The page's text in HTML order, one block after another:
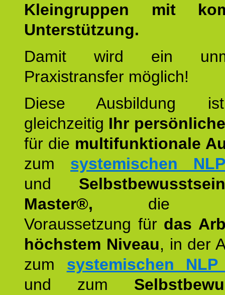
Kleingruppen mit
Unterstützung.
Damit wird ein
Praxistransfer möglich!
Diese Ausbildung
gleichzeitig Ihr
für die multifunktionale
zum systemischen
und
Master®, die
Voraussetzung für das
höchstem Niveau, in der
zum systemischen
und zum